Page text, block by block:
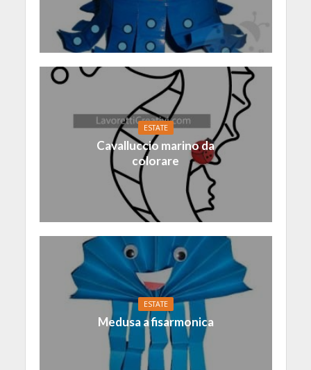
ESTATE
Cavalluccio marino da
colorare
ESTATE
Medusa a fisarmonica